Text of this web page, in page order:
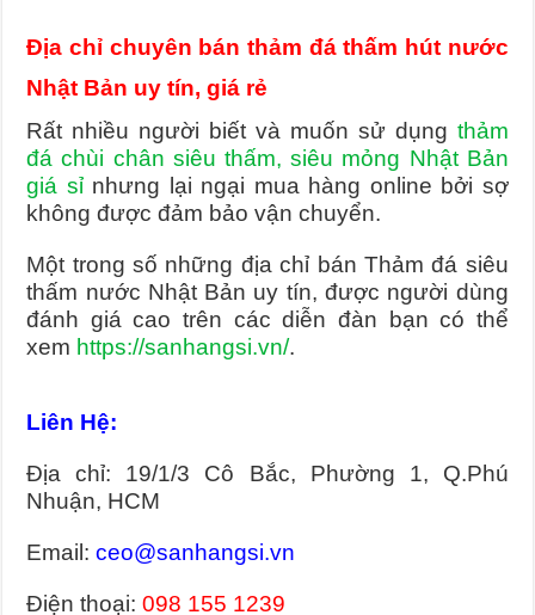
Địa chỉ chuyên bán thảm đá thấm hút nước
Nhật Bản uy tín, giá rẻ
Rất nhiều người biết và muốn sử dụng thảm
đá chùi chân siêu thấm, siêu mỏng Nhật Bản
giá sỉnhưng lại ngại mua hàng online bởi sợ
không được đảm bảo vận chuyển.
Một trong số những địa chỉ bán Thảm đá siêu
thấm nước Nhật Bản uy tín, được người dùng
đánh giá cao trên các diễn đàn bạn có thể
xem https://sanhangsi.vn/.
Liên Hệ:
Địa chỉ: 19/1/3 Cô Bắc, Phường 1, Q.Phú
Nhuận, HCM
Email:ceo@sanhangsi.vn
Điện thoại:098 155 1239